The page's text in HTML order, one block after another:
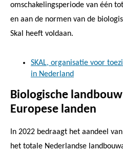
omschakelingsperiode van één
en aan de normen van de
Skal heeft voldaan.
SKAL, organisatie voor
in Nederland
Biologische
Europese landen
In 2022 bedraagt het aandeel
het totale Nederlandse